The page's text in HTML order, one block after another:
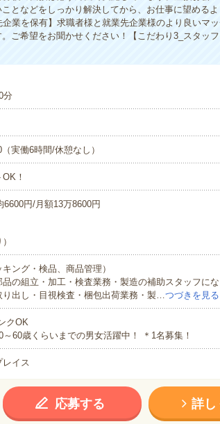
となどをしっかり解決してから、お仕事に望める
業を保有】求職者様と就業先企業様のより良いマ
ご希望をお聞かせください！【こだわり3_スタッ
分
実働6時間/休憩なし）
！
円/月額13万8600円
ング・検品、商品管理）
の組立・加工・検査業務・製造の補助スタッフに
出し・目視検査・梱包出荷業務・製… つづきを見る
クOK
～60歳くらいまでの男女活躍中！ ＊1名募集！
イス
応募する 詳し